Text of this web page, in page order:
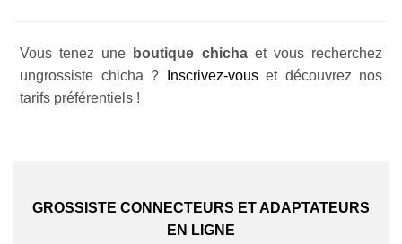
Vous tenez une boutique chichaet vous recherchez
ungrossiste chicha ?
Inscrivez-vouset découvrez nos
tarifs préférentiels !
GROSSISTE CONNECTEURS ET ADAPTATEURS
EN LIGNE